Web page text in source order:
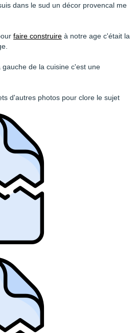
dans le sud un décor provencal me
faire construire à notre age c'était la
de la cuisine c'est une
d'autres photos pour clore le sujet